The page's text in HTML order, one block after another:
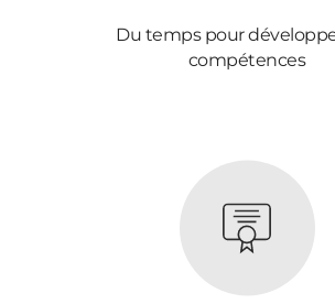
Du temps pour
compétences